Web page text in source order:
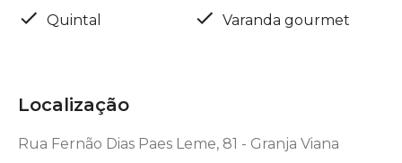
Quintal Varanda gourmet
Localização
Rua Fernão Dias Paes Leme, 81 - Granja Viana